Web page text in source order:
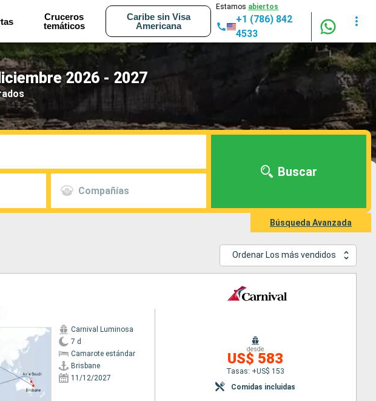
Cruceros
temáticos
Caribe sin Visa
Americana
Estamos abiertos
+1 (786) 842
4533
2026 - 2027
Compañías
Buscar
Búsqueda Avanzada
Ordenar Los más vendidos
Carnival Luminosa
7 d
Camarote estándar
Brisbane
11/12/2027
desde
US$ 583
Tasas: +US$ 153
Comidas incluidas